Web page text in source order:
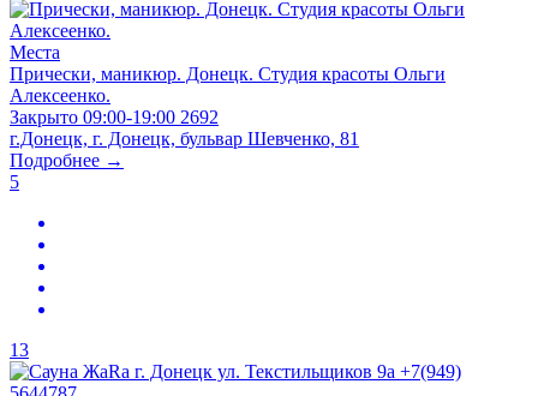
Места
Прически, маникюр. Донецк. Студия красоты Ольги
Алексеенко.
Закрыто 09:00-19:00 2692
г.Донецк, г. Донецк, бульвар Шевченко, 81
Подробнее →
5
13